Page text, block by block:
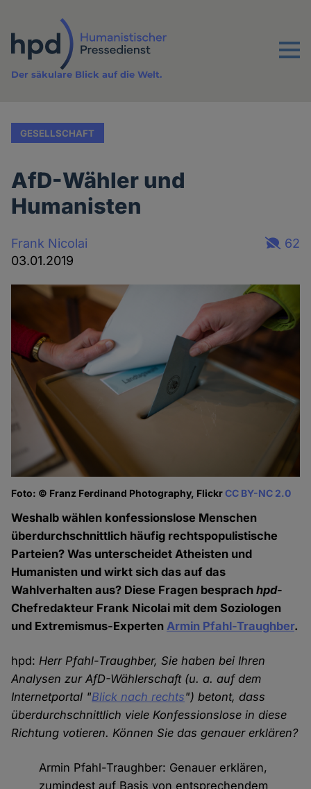
Inhalt
Menu
Der säkulare Blick auf die Welt.
GESELLSCHAFT
AfD-Wähler und
Humanisten
Frank Nicolai
03.01.2019
62
Foto: © Franz Ferdinand Photography, FlickrCC BY-NC 2.0
Weshalb wählen konfessionslose Menschen
überdurchschnittlich häufig rechtspopulistische
Parteien? Was unterscheidet Atheisten und
Humanisten und wirkt sich das auf das
Wahlverhalten aus? Diese Fragen besprachhpd-
Chefredakteur Frank Nicolai mit dem Soziologen
und Extremismus-ExpertenArmin Pfahl-Traughber.
hpd:Herr Pfahl-Traughber, Sie haben bei Ihren
Analysen zur AfD-Wählerschaft (u. a. auf dem
Internetportal "Blick nach rechts") betont, dass
überdurchschnittlich viele Konfessionslose in diese
Richtung votieren. Können Sie das genauer erklären?
Armin Pfahl-Traughber: Genauer erklären,
zumindest auf Basis von entsprechendem